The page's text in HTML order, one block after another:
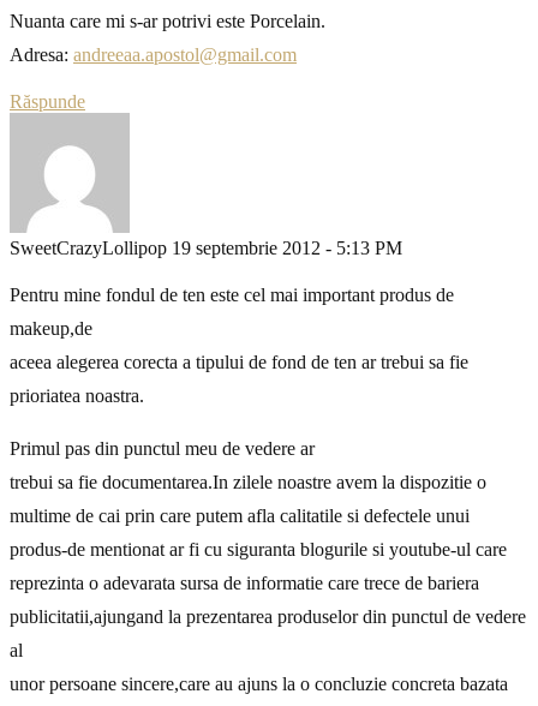
Nuanta care mi s-ar potrivi este Porcelain.
Adresa: andreeaa.apostol@gmail.com
Răspunde
SweetCrazyLollipop 19 septembrie 2012 - 5:13 PM
Pentru mine fondul de ten este cel mai important produs de
makeup,de
aceea alegerea corecta a tipului de fond de ten ar trebui sa fie
prioriatea noastra.
Primul pas din punctul meu de vedere ar
trebui sa fie documentarea.In zilele noastre avem la dispozitie o
multime de cai prin care putem afla calitatile si defectele unui
produs-de mentionat ar fi cu siguranta blogurile si youtube-ul care
reprezinta o adevarata sursa de informatie care trece de bariera
publicitatii,ajungand la prezentarea produselor din punctul de vedere
al
unor persoane sincere,care au ajuns la o concluzie concreta bazata